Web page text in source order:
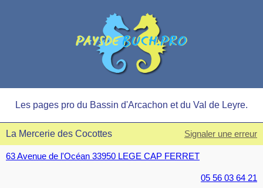
Les pages pro du Bassin d'Arcachon et du Val de Leyre.
La Mercerie des Cocottes Signaler une erreur
63 Avenue de l'Océan 33950 LEGE CAP FERRET
05 56 03 64 21